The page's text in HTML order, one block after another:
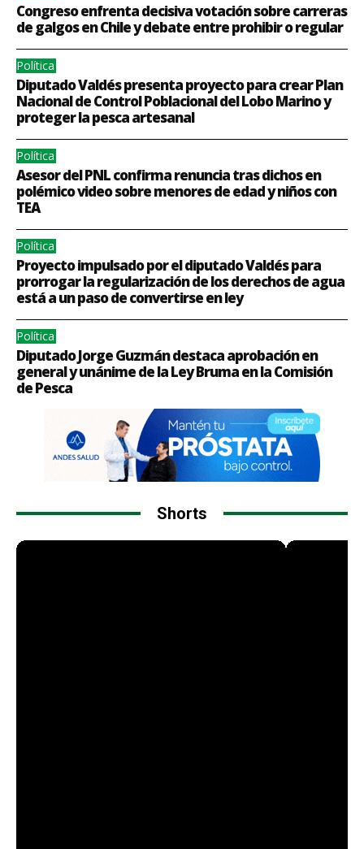
Congreso enfrenta decisiva votación sobre carreras
de galgos en Chile y debate entre prohibir o regular
Política
Diputado Valdés presenta proyecto para crear Plan
Nacional de Control Poblacional del Lobo Marino y
proteger la pesca artesanal
Política
Asesor del PNL confirma renuncia tras dichos en
polémico video sobre menores de edad y niños con
TEA
Política
Proyecto impulsado por el diputado Valdés para
prorrogar la regularización de los derechos de agua
está a un paso de convertirse en ley
Política
Diputado Jorge Guzmán destaca aprobación en
general y unánime de la Ley Bruma en la Comisión
de Pesca
Shorts